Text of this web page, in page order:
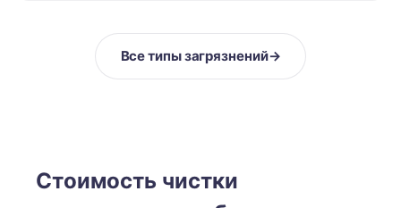
Все типы загрязнений→
Стоимость чистки